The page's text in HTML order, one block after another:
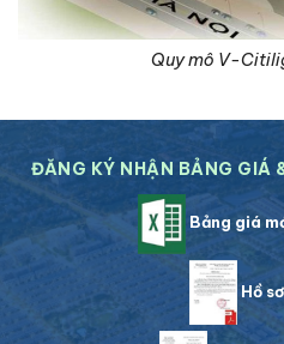
Quy mô V-
ĐĂNG KÝ NHẬN BẢNG GIÁ
Bảng giá
Hồ